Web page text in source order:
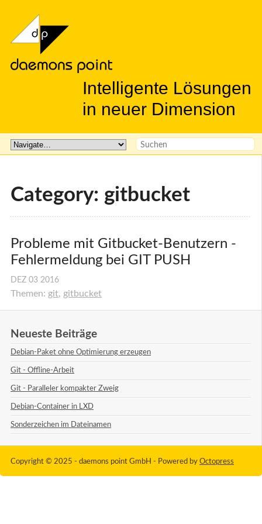
Intelligente Lösungen
in neuer Dimension
Category: gitbucket
Probleme mit Gitbucket-Benutzern -
Fehlermeldung bei GIT PUSH
DEZ 03 2016
Themen: git, gitbucket
Neueste Beiträge
Debian-Paket ohne Optimierung erzeugen
Git - Offline-Arbeit
Git - Paralleler kompakter Zweig
Debian-Container in LXD
Sonderzeichen im Dateinamen
Copyright © 2025 - daemons point GmbH - Powered by Octopress